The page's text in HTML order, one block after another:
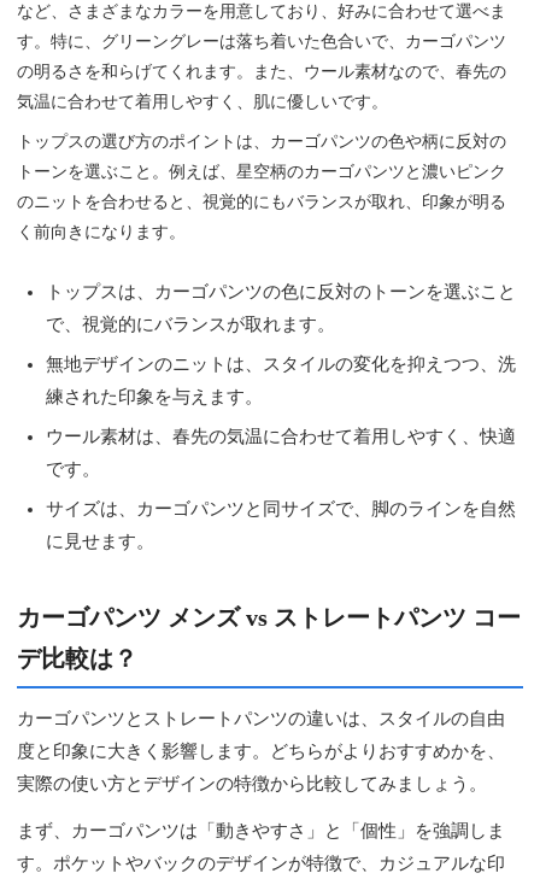
など、さまざまなカラーを用意しており、好みに合わせて選べま
す。特に、グリーングレーは落ち着いた色合いで、カーゴパンツ
の明るさを和らげてくれます。また、ウール素材なので、春先の
気温に合わせて着用しやすく、肌に優しいです。
トップスの選び方のポイントは、カーゴパンツの色や柄に反対の
トーンを選ぶこと。例えば、星空柄のカーゴパンツと濃いピンク
のニットを合わせると、視覚的にもバランスが取れ、印象が明る
く前向きになります。
トップスは、カーゴパンツの色に反対のトーンを選ぶこと
で、視覚的にバランスが取れます。
無地デザインのニットは、スタイルの変化を抑えつつ、洗
練された印象を与えます。
ウール素材は、春先の気温に合わせて着用しやすく、快適
です。
サイズは、カーゴパンツと同サイズで、脚のラインを自然
に見せます。
カーゴパンツ メンズ vs ストレートパンツ コー
デ比較は？
カーゴパンツとストレートパンツの違いは、スタイルの自由
度と印象に大きく影響します。どちらがよりおすすめかを、
実際の使い方とデザインの特徴から比較してみましょう。
まず、カーゴパンツは「動きやすさ」と「個性」を強調しま
す。ポケットやバックのデザインが特徴で、カジュアルな印